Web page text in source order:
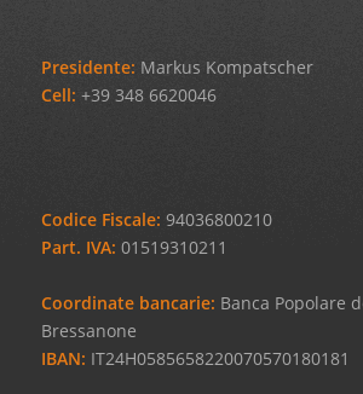
Presidente: Markus Kompatscher
Cell: +39 348 6620046
Codice Fiscale: 94036800210
Part. IVA: 01519310211
Coordinate bancarie: Banca Popolare
Bressanone
IBAN: IT24H0585658220070570180181